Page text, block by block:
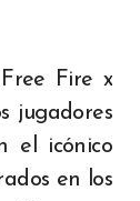
jugadores
el icónico
en los